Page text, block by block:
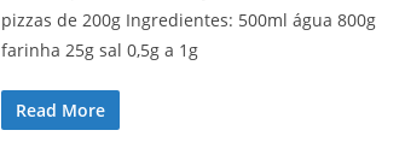
pizzas de 200g Ingredientes: 500ml água 800g
farinha 25g sal 0,5g a 1g
Read More